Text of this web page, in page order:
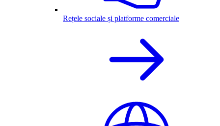
Rețele sociale și platforme comerciale